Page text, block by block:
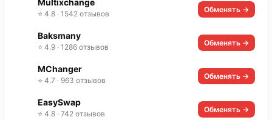
Multixchange
⭐ 4.8 · 1542 отзывов Обменять →
Baksmany
⭐ 4.9 · 1286 отзывов Обменять →
MChanger
⭐ 4.7 · 963 отзывов Обменять →
EasySwap
⭐ 4.8 · 742 отзывов Обменять →